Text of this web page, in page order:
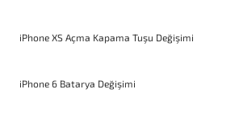
iPhone XS Açma Kapama Tuşu Değişimi
iPhone 6 Batarya Değişimi